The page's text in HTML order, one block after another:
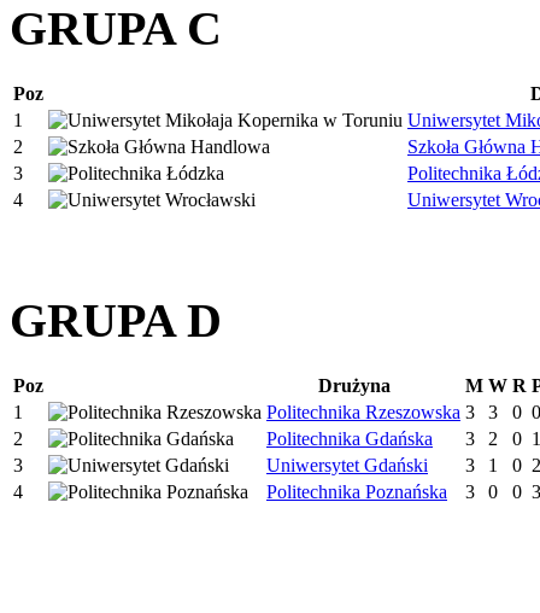
GRUPA C
Poz
1
Uniwersytet
2
Szkoła Główna
3
Politechnika
4
Uniwersytet
GRUPA D
Poz Drużyna M W R
1
Politechnika Rzeszowska 3 3 0 0
2
Politechnika Gdańska 3 2 0 1
3
Uniwersytet Gdański 3 1 0 2
4
Politechnika Poznańska 3 0 0 3